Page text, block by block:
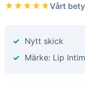
★★★★★Vårt
Nytt skick
Märke: Lip